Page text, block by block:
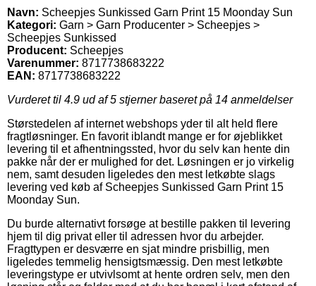
Navn: Scheepjes Sunkissed Garn Print 15 Moonday Sun
Kategori: Garn > Garn Producenter > Scheepjes >
Scheepjes Sunkissed
Producent: Scheepjes
Varenummer: 8717738683222
EAN: 8717738683222
Vurderet til 4.9 ud af 5 stjerner baseret på 14 anmeldelser
Størstedelen af internet webshops yder til alt held flere
fragtløsninger. En favorit iblandt mange er for øjeblikket
levering til et afhentningssted, hvor du selv kan hente din
pakke når der er mulighed for det. Løsningen er jo virkelig
nem, samt desuden ligeledes den mest letkøbte slags
levering ved køb af Scheepjes Sunkissed Garn Print 15
Moonday Sun.
Du burde alternativt forsøge at bestille pakken til levering
hjem til dig privat eller til adressen hvor du arbejder.
Fragttypen er desværre en sjat mindre prisbillig, men
ligeledes temmelig hensigtsmæssig. Den mest letkøbte
leveringstype er utvivlsomt at hente ordren selv, men den